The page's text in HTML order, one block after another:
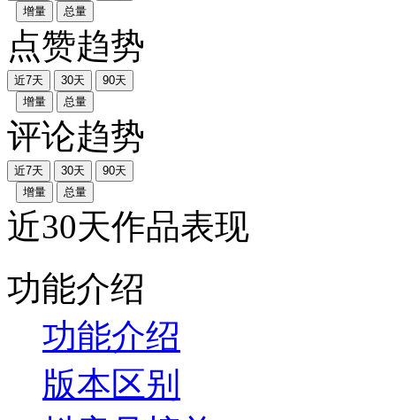
增量
总量
点赞趋势
近7天 30天
90天
增量
总量
评论趋势
近7天 30天
90天
增量
总量
近30天作品表现
功能介绍
功能介绍
版本区别